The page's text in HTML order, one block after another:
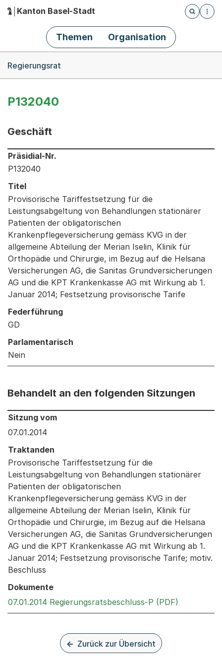
Hauptnavigation
Kanton Basel-Stadt
Öffnet
Themen Organisation
Regierungsrat
P132040
Geschäft
Informationen zum Ausgewählten Geschäft
Präsidial-Nr.
P132040
Titel
Provisorische Tariffestsetzung für die
Leistungsabgeltung von Behandlungen stationärer
Patienten der obligatorischen
Krankenpflegeversicherung gemäss KVG in der
allgemeine Abteilung der Merian Iselin, Klinik für
Orthopädie und Chirurgie, im Bezug auf die Helsana
Versicherungen AG, die Sanitas Grundversicherungen
AG und die KPT Krankenkasse AG mit Wirkung ab 1.
Januar 2014; Festsetzung provisorische Tarife
Federführung
GD
Parlamentarisch
Nein
Behandelt an den folgenden Sitzungen
Behandelt an den folgenden Sitzungen: Informationen
Sitzung vom
07.01.2014
Traktanden
Provisorische Tariffestsetzung für die
Leistungsabgeltung von Behandlungen stationärer
Patienten der obligatorischen
Krankenpflegeversicherung gemäss KVG in der
allgemeine Abteilung der Merian Iselin, Klinik für
Orthopädie und Chirurgie, im Bezug auf die Helsana
Versicherungen AG, die Sanitas Grundversicherungen
AG und die KPT Krankenkasse AG mit Wirkung ab 1.
Januar 2014; Festsetzung provisorische Tarife; motiv.
Beschluss
Dokumente
07.01.2014 Regierungsratsbeschluss-P (PDF)
Zurück zur Übersicht